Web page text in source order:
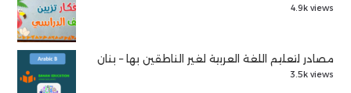
4.9k views
مصادر لتعليم اللغة العربية لغير الناطقين بها – بنان
3.5k views